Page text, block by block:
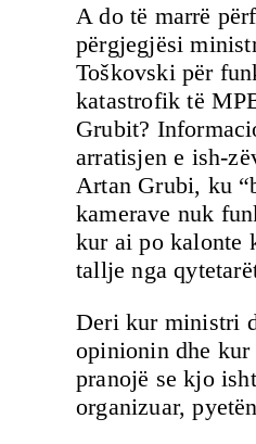
A do të marrë
përgjegjësi
Toškovski për
katastrofik të
Grubit?
arratisjen e ish-
Artan Grubi, ku
kamerave nuk
kur ai po kalonte
tallje nga
Deri kur ministri
opinionin dhe
pranojë se kjo
organizuar,